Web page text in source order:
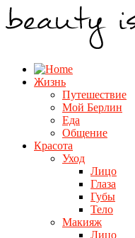
Жизнь
Путешествие
Мой Берлин
Еда
Общение
Красота
Уход
Лицо
Глаза
Губы
Тело
Макияж
Лицо